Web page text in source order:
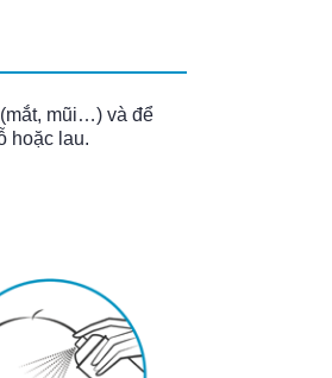
mũi…) và để
hoặc lau.